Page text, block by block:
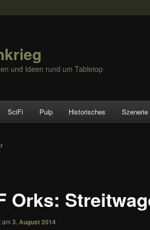
und Ideen rund um Tabletop
SciFi Pulp Historisches Szenerie
Orks:
am3. August 2014